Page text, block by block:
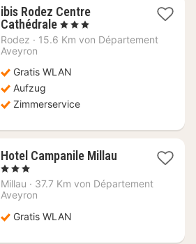
ibis Rodez Centre
Cathédrale1
Nacht
€
, 3 Sterne
Rodez · 15.6 Km von Département
Aveyron
Gratis WLAN
Aufzug
Zimmerservice
Hotel Campanile Millau1
ab
, 3 Sterne
Millau · 37.7 Km von Département
Aveyron
Gratis WLAN